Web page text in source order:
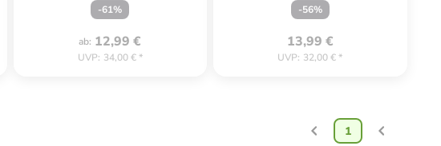
-61%
ab: 12,99 €
UVP: 34,00 €*
-56%
13,99 €
UVP: 32,00 €*
1